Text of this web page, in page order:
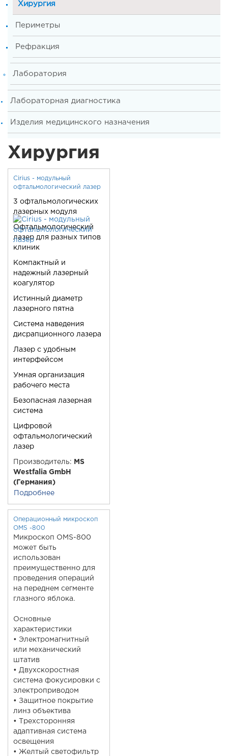
Хирургия
Периметры
Рефракция
Лаборатория
Лабораторная диагностика
Изделия медицинского назначения
Хирургия
Cirius - модульный
офтальмологический лазер
3 офтальмологических
лазерных модуля
Офтальмологический
лазер для разных типов
клиник
Компактный и
надежный лазерный
коагулятор
Истинный диаметр
лазерного пятна
Система наведения
дисрапционного лазера
Лазер с удобным
интерфейсом
Умная организация
рабочего места
Безопасная лазерная
система
Цифровой
офтальмологический
лазер
Производитель:
MS
Westfalia GmbH
(Германия)
Подробнее
Операционный микроскоп
OMS -800
Микроскоп OMS-800
может быть
использован
преимущественно для
проведения операций
на переднем сегменте
глазного яблока.
Основные
характеристики
• Электромагнитный
или механический
штатив
• Двухскоростная
система фокусировки с
электроприводом
• Защитное покрытие
линз объектива
• Трехсторонняя
адаптивная система
освещения
• Желтый светофильтр